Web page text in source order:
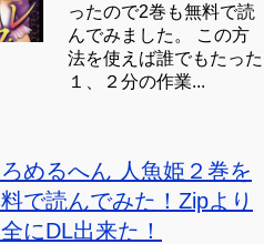
ったので2巻も無料で読
んでみました。 この方
法を使えば誰でもたった
１、２分の作業...
めるへん 人魚姫２巻を
で読んでみた！Zipより
にDL出来た！